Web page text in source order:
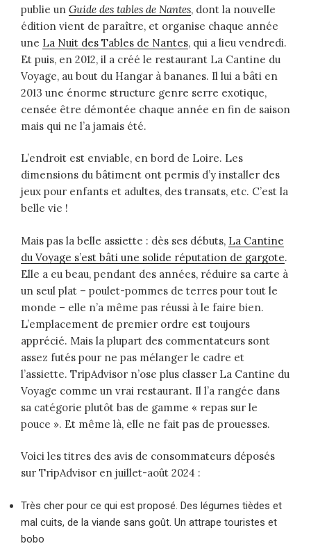
publie un Guide des tables de Nantes, dont la nouvelle
édition vient de paraître, et organise chaque année
une La Nuit des Tables de Nantes, qui a lieu vendredi.
Et puis, en 2012, il a créé le restaurant La Cantine du
Voyage, au bout du Hangar à bananes. Il lui a bâti en
2013 une énorme structure genre serre exotique,
censée être démontée chaque année en fin de saison
mais qui ne l’a jamais été.
L’endroit est enviable, en bord de Loire. Les
dimensions du bâtiment ont permis d’y installer des
jeux pour enfants et adultes, des transats, etc. C’est la
belle vie !
Mais pas la belle assiette : dès ses débuts, La Cantine
du Voyage s’est bâti une solide réputation de gargote.
Elle a eu beau, pendant des années, réduire sa carte à
un seul plat – poulet-pommes de terres pour tout le
monde – elle n’a même pas réussi à le faire bien.
L’emplacement de premier ordre est toujours
apprécié. Mais la plupart des commentateurs sont
assez futés pour ne pas mélanger le cadre et
l’assiette. TripAdvisor n’ose plus classer La Cantine du
Voyage comme un vrai restaurant. Il l’a rangée dans
sa catégorie plutôt bas de gamme « repas sur le
pouce ». Et même là, elle ne fait pas de prouesses.
Voici les titres des avis de consommateurs déposés
sur TripAdvisor en juillet-août 2024 :
Très cher pour ce qui est proposé. Des légumes tièdes et
mal cuits, de la viande sans goût. Un attrape touristes et
bobo